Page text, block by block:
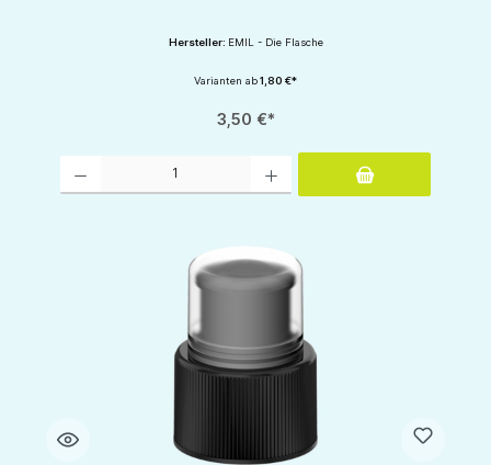
Hersteller: EMIL - Die Flasche
Varianten ab1,80 €*
3,50 €*